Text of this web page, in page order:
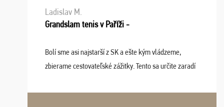
Ladislav M.
Grandslam tenis v Paříži -
Bolí sme asi najstarší z SK a ešte kým vládzeme,
zbierame cestovateľské zážitky. Tento sa určite zaradí
osudu - pohodový šefík Meďo, dobrá parti ...